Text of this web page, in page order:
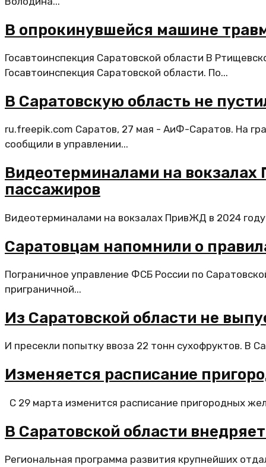
В опрокинувшейся машине
Госавтоинспекция Саратовской области В
Госавтоинспекция Саратовской области. По...
В Саратовскую область не
ru.freepik.com Саратов, 27 мая - АиФ-Саратов. На
сообщили в управлении...
Видеотерминалами на вокзалах
пассажиров
Видеотерминалами на вокзалах ПривЖД в 2024
Саратовцам напомнили о
Пограничное управление ФСБ России по
приграничной...
Из Саратовской области не
И пресекли попытку ввоза 22 тонн сухофруктов. В
Изменяется расписание
С 29 марта изменится расписание пригородных
В Саратовской области
Региональная программа развития крупнейших